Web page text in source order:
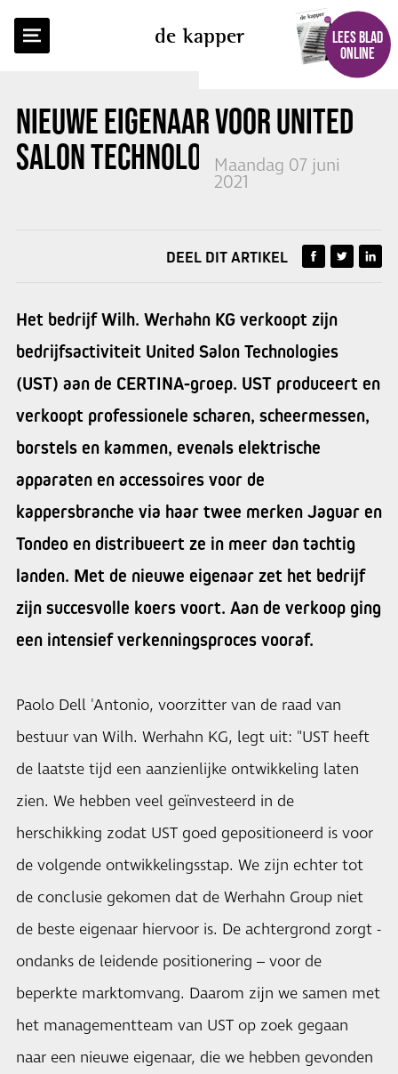
de kapper
LEES BLAD
ONLINE
NIEUWE EIGENAAR VOOR UNITED
SALON TECHNOLOGIESMaandag 07 juni
2021
TERUG NAAR OVERZICHT
DEEL DIT ARTIKEL
Het bedrijf Wilh. Werhahn KG verkoopt zijn
bedrijfsactiviteit United Salon Technologies
(UST) aan de CERTINA-groep. UST produceert en
verkoopt professionele scharen, scheermessen,
borstels en kammen, evenals elektrische
apparaten en accessoires voor de
kappersbranche via haar twee merken Jaguar en
Tondeo en distribueert ze in meer dan tachtig
landen. Met de nieuwe eigenaar zet het bedrijf
zijn succesvolle koers voort. Aan de verkoop ging
een intensief verkenningsproces vooraf.
Paolo Dell 'Antonio, voorzitter van de raad van
bestuur van Wilh. Werhahn KG, legt uit: "UST heeft
de laatste tijd een aanzienlijke ontwikkeling laten
zien. We hebben veel geïnvesteerd in de
herschikking zodat UST goed gepositioneerd is voor
de volgende ontwikkelingsstap. We zijn echter tot
de conclusie gekomen dat de Werhahn Group niet
de beste eigenaar hiervoor is. De achtergrond zorgt -
ondanks de leidende positionering – voor de
beperkte marktomvang. Daarom zijn we samen met
het managementteam van UST op zoek gegaan
naar een nieuwe eigenaar, die we hebben gevonden